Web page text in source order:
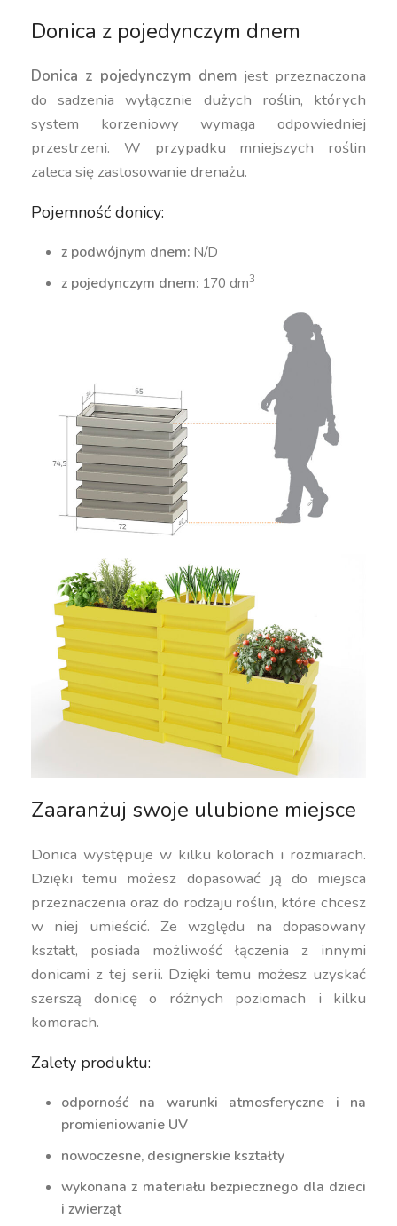
Donica z pojedynczym dnem
Donica z pojedynczym dnemjest przeznaczona
do sadzenia wyłącznie dużych roślin, których
system korzeniowy wymaga odpowiedniej
przestrzeni. W przypadku mniejszych roślin
zaleca się zastosowanie drenażu.
Pojemność donicy:
z podwójnym dnem: N/D
z pojedynczym dnem: 170 dm3
Zaaranżuj swoje ulubione miejsce
Donica występuje w kilku kolorach i rozmiarach.
Dzięki temu możesz dopasować ją do miejsca
przeznaczenia oraz do rodzaju roślin, które chcesz
w niej umieścić. Ze względu na dopasowany
kształt, posiada możliwość łączenia z innymi
donicami z tej serii. Dzięki temu możesz uzyskać
szerszą donicę o różnych poziomach i kilku
komorach.
Zalety produktu:
odporność na warunki atmosferyczne i na
promieniowanie UV
nowoczesne, designerskie kształty
wykonana z materiału bezpiecznego dla dzieci
i zwierząt